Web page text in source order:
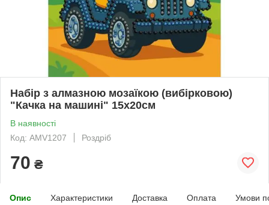
Набір з алмазною мозаїкою (вибірковою)
"Качка на машині" 15x20см
В наявності
Код: AMV1207
Роздріб
70 ₴
Опис Характеристики Доставка Оплата Умови